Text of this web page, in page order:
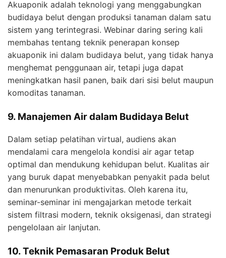
Akuaponik adalah teknologi yang menggabungkan
budidaya belut dengan produksi tanaman dalam satu
sistem yang terintegrasi. Webinar daring sering kali
membahas tentang teknik penerapan konsep
akuaponik ini dalam budidaya belut, yang tidak hanya
menghemat penggunaan air, tetapi juga dapat
meningkatkan hasil panen, baik dari sisi belut maupun
komoditas tanaman.
9. Manajemen Air dalam Budidaya Belut
Dalam setiap pelatihan virtual, audiens akan
mendalami cara mengelola kondisi air agar tetap
optimal dan mendukung kehidupan belut. Kualitas air
yang buruk dapat menyebabkan penyakit pada belut
dan menurunkan produktivitas. Oleh karena itu,
seminar-seminar ini mengajarkan metode terkait
sistem filtrasi modern, teknik oksigenasi, dan strategi
pengelolaan air lanjutan.
10. Teknik Pemasaran Produk Belut